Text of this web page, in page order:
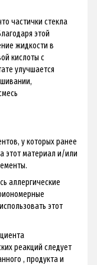
частички стекла
этой
жидкости в
кислоты с
улучшается
у которых ранее
этот материал и/или
аллергические
этот
реакций следует
, продукта и